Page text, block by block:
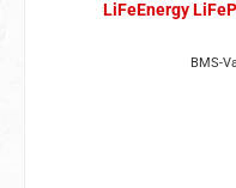
LiFeEnergy
BMS-